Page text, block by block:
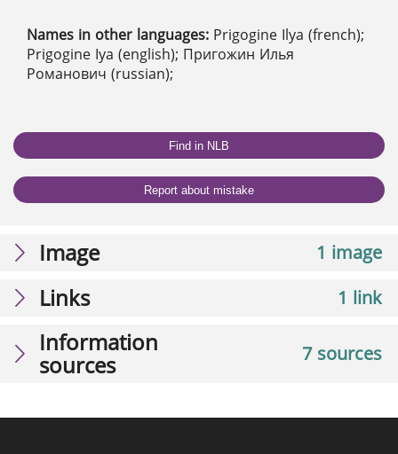
Names in other languages: Prigogine Ilya (french);
Prigogine Iya (english); Пригожин Илья
Романович (russian);
Find in NLB
Report about mistake
1 image
Image
1 link
Links
7 sources
Information
sources